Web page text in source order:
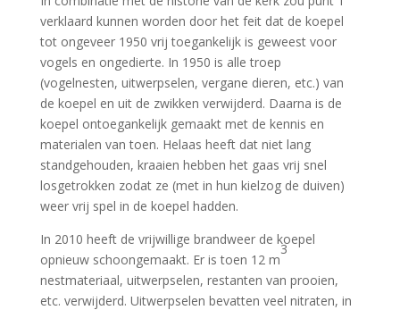
verklaard kunnen worden door het feit dat de koepel
tot ongeveer 1950 vrij toegankelijk is geweest voor
vogels en ongedierte. In 1950 is alle troep
(vogelnesten, uitwerpselen, vergane dieren, etc.) van
de koepel en uit de zwikken verwijderd. Daarna is de
koepel ontoegankelijk gemaakt met de kennis en
materialen van toen. Helaas heeft dat niet lang
standgehouden, kraaien hebben het gaas vrij snel
losgetrokken zodat ze (met in hun kielzog de duiven)
weer vrij spel in de koepel hadden.
In 2010 heeft de vrijwillige brandweer de koepel
opnieuw schoongemaakt. Er is toen 12 m
3
nestmateriaal, uitwerpselen, restanten van prooien,
etc. verwijderd. Uitwerpselen bevatten veel nitraten, in